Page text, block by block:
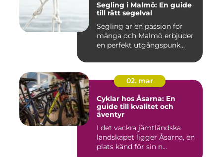
Segling i Malmö: En guide
till rätt segelval
Segling är en passion för
många och Malmö erbjuder
en perfekt utgångspunk...
02. mar
Cyklar hos Åsarna: En
guide till kvalitet och
äventyr
I det vackra jämtländska
landskapet ligger Åsarna, en
plats känd för sin n...